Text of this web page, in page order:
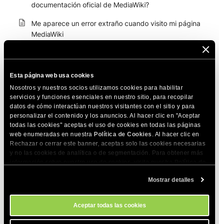
Esta página web usa cookies
Nosotros y nuestros socios utilizamos cookies para habilitar
servicios y funciones esenciales en nuestro sitio, para recopilar
datos de cómo interactúan nuestros visitantes con el sitio y para
personalizar el contenido y los anuncios. Al hacer clic en "Aceptar
todas las cookies" aceptas el uso de cookies en todas las páginas
web enumeradas en nuestra Política de Cookies . Al hacer clic en
Rechazar o cerrar este banner, aceptas solo las cookies necesarias
y no las cookies de analítica o de segmentación. Para obtener más
momento a través de la herramienta Configuración de Cookies de
Mostrar detalles
Aceptar todas las cookies
documentación oficial de MediaWiki?
Me aparece un error extraño cuando visito mi página
MediaWiki
¿Cómo puedo proteger MediaWiki para que sólo los
¿Cómo puedo proteger MediaWiki para que sólo
usuarios registrados puedan publicar?
¿Cómo puedo actualizar mi página MediaWiki?
¿Cómo cambiar la imagen del logo de mi MediaWiki?
Me gustaría habilitar URLs cortas para mi MediaWiki